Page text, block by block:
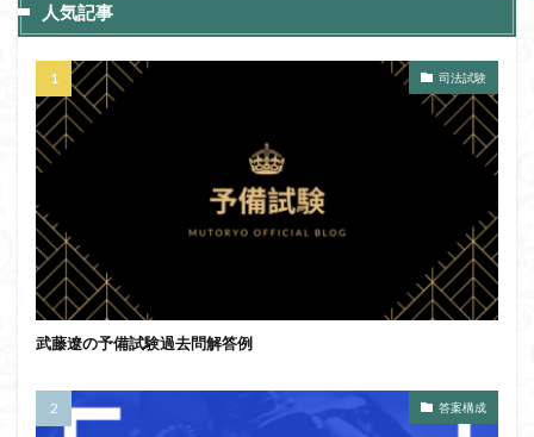
人気記事
司法試験
武藤遼の予備試験過去問解答例
答案構成